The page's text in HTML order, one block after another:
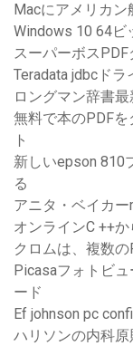
Macにアメリカ
Windows 10 64ビ
スーパーボスPDF
Teradata jdbcド
ロングマン辞書
無料で本のPDF
ト
新しいepson 810
る
アニタ・ベイカ
オンラインC ++
クロムは、複数
Picasaフォトビ
ード
Ef johnson pc
ハリソンの内科